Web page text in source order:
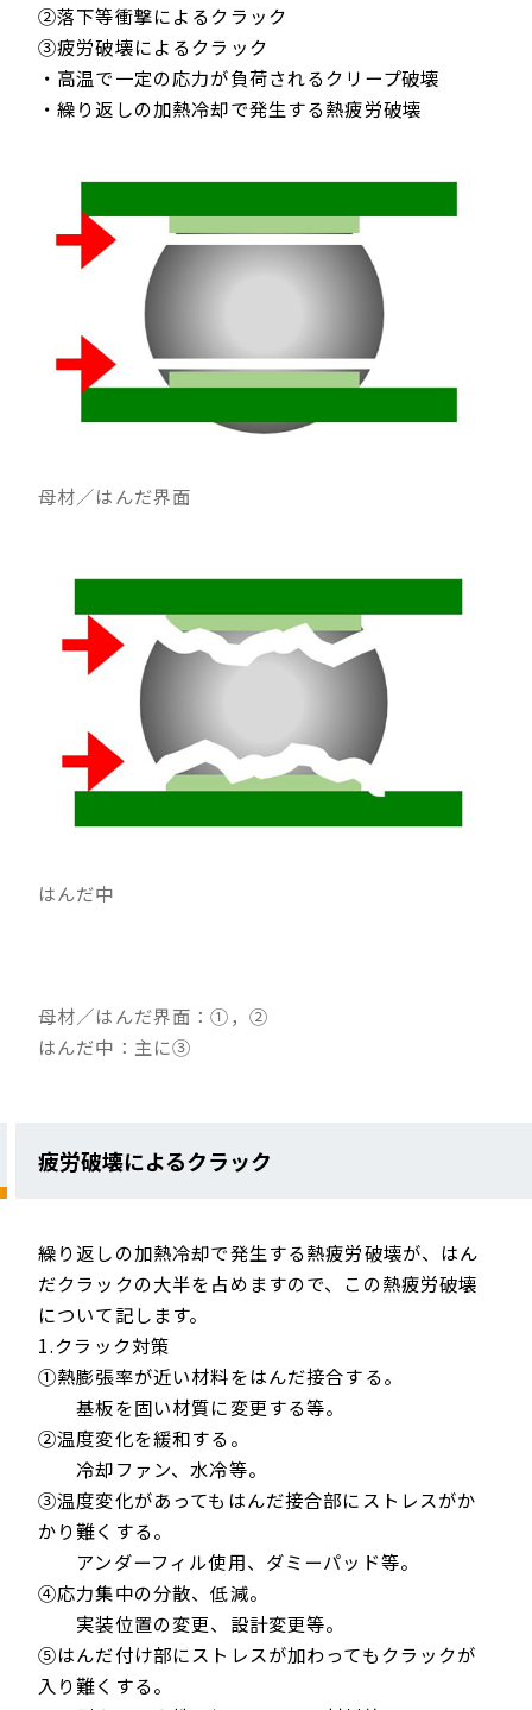
②落下等衝撃によるクラック
③疲労破壊によるクラック
・高温で一定の応力が負荷されるクリープ破壊
・繰り返しの加熱冷却で発生する熱疲労破壊
母材／はんだ界面
はんだ中
母材／はんだ界面：①，②
はんだ中：主に③
疲労破壊によるクラック
繰り返しの加熱冷却で発生する熱疲労破壊が、はん
だクラックの大半を占めますので、この熱疲労破壊
について記します。
1.クラック対策
①熱膨張率が近い材料をはんだ接合する。
基板を固い材質に変更する等。
②温度変化を緩和する。
冷却ファン、水冷等。
③温度変化があってもはんだ接合部にストレスがか
かり難くする。
アンダーフィル使用、ダミーパッド等。
④応力集中の分散、低減。
実装位置の変更、設計変更等。
⑤はんだ付け部にストレスが加わってもクラックが
入り難くする。